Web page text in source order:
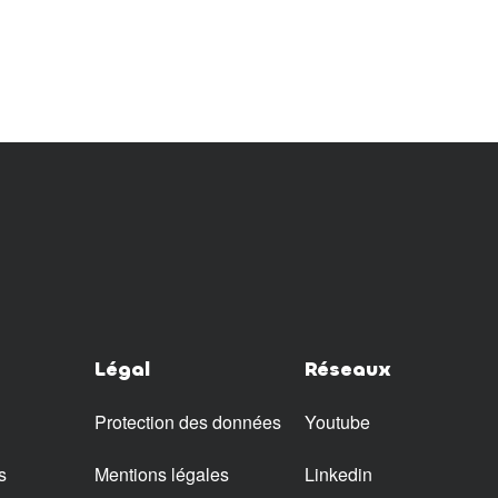
Légal
Protection des données
Mentions légales
Réseaux
Youtube
Linkedin